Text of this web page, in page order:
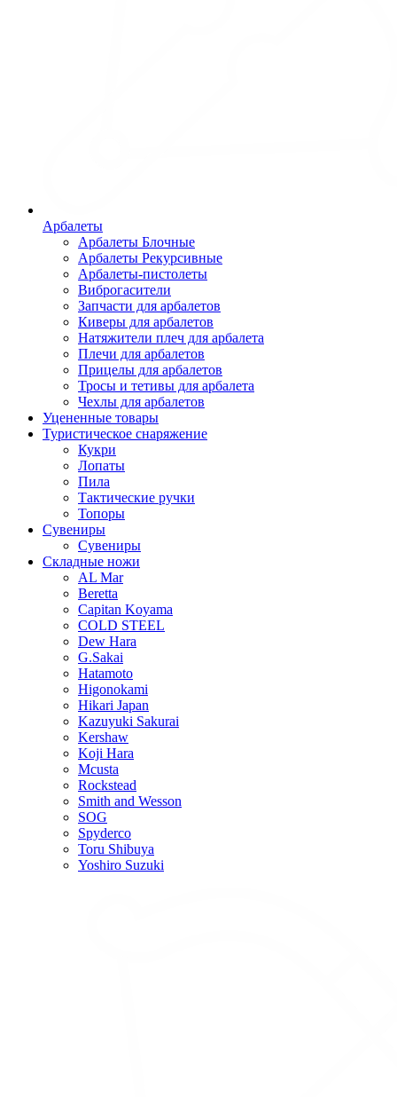
Арбалеты
Арбалеты Блочные
Арбалеты Рекурсивные
Арбалеты-пистолеты
Виброгасители
Запчасти для арбалетов
Киверы для арбалетов
Натяжители плеч для арбалета
Плечи для арбалетов
Прицелы для арбалетов
Тросы и тетивы для арбалета
Чехлы для арбалетов
Уцененные товары
Туристическое снаряжение
Кукри
Лопаты
Пила
Тактические ручки
Топоры
Сувениры
Сувениры
Складные ножи
AL Mar
Beretta
Capitan Koyama
COLD STEEL
Dew Hara
G.Sakai
Hatamoto
Higonokami
Hikari Japan
Kazuyuki Sakurai
Kershaw
Koji Hara
Mcusta
Rockstead
Smith and Wesson
SOG
Spyderco
Toru Shibuya
Yoshiro Suzuki